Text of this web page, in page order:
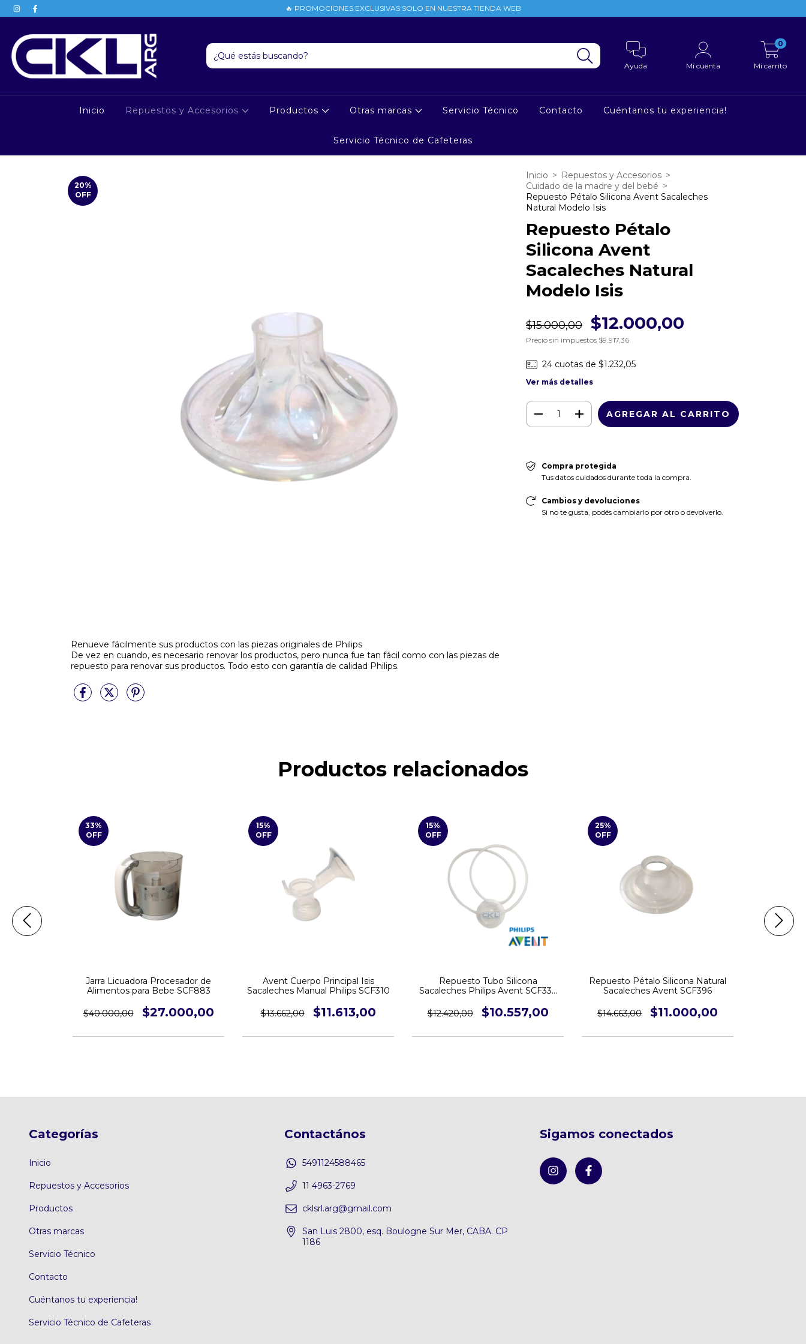
🔥 PROMOCIONES EXCLUSIVAS SOLO EN NUESTRA TIENDA WEB
Ayuda Mi cuenta Mi carrito
0
Inicio Repuestos y Accesorios Productos Otras marcas Servicio Técnico Contacto Cuéntanos tu experiencia!
Servicio Técnico de Cafeteras
20%
OFF
Renueve fácilmente sus productos con las piezas originales de Philips
De vez en cuando, es necesario renovar los productos, pero nunca fue tan fácil como con las piezas de
repuesto para renovar sus productos. Todo esto con garantía de calidad Philips.
Inicio > Repuestos y Accesorios >
Cuidado de la madre y del bebé >
Repuesto Pétalo Silicona Avent Sacaleches
Natural Modelo Isis
Repuesto Pétalo
Silicona Avent
Sacaleches Natural
Modelo Isis
$15.000,00 $12.000,00
Precio sin impuestos $9.917,36
24 cuotas de $1.232,05
Ver más detalles
Compra protegida
Tus datos cuidados durante toda la compra.
Cambios y devoluciones
Si no te gusta, podés cambiarlo por otro o devolverlo.
Productos relacionados
33%
OFF
Jarra Licuadora Procesador de
Alimentos para Bebe SCF883
$40.000,00 $27.000,00
15%
OFF
Avent Cuerpo Principal Isis
Sacaleches Manual Philips SCF310
$13.662,00 $11.613,00
15%
OFF
Repuesto Tubo Silicona
Sacaleches Philips Avent SCF332
$12.420,00
$10.557,00
25%
OFF
Repuesto Pétalo Silicona Natural
Sacaleches Avent SCF396
$14.663,00 $11.000,00
Categorías
Inicio
Repuestos y Accesorios
Productos
Otras marcas
Servicio Técnico
Contacto
Cuéntanos tu experiencia!
Servicio Técnico de Cafeteras
Contactános
5491124588465
11 4963-2769
cklsrl.arg@gmail.com
San Luis 2800, esq. Boulogne Sur Mer, CABA. CP
1186
Sigamos conectados